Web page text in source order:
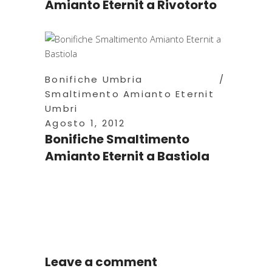
Amianto Eternit a Rivotorto
Bonifiche Umbria
Smaltimento Amianto Eternit
Umbri
Agosto 1, 2012
Bonifiche Smaltimento
Amianto Eternit a Bastiola
Leave a comment